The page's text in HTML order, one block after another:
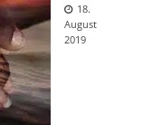
18.
August
2019